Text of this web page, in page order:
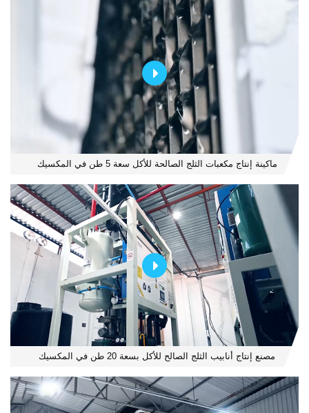
ماكينة إنتاج مكعبات الثلج الصالحة للأكل سعة 5 طن في المكسيك
مصنع إنتاج أنابيب الثلج الصالح للأكل بسعة 20 طن في المكسيك